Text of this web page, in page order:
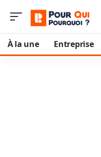
À la une Entreprise